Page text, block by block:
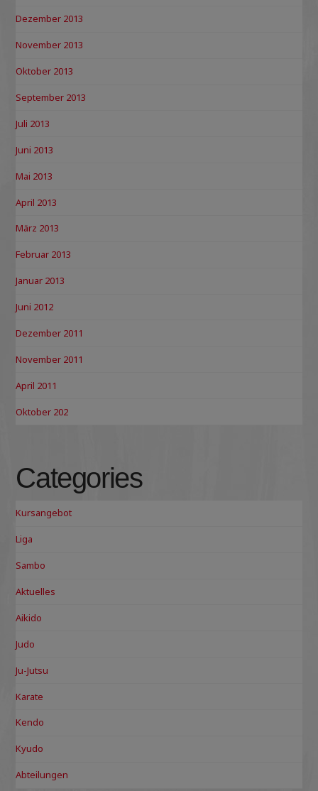
Dezember 2013
November 2013
Oktober 2013
September 2013
Juli 2013
Juni 2013
Mai 2013
April 2013
März 2013
Februar 2013
Januar 2013
Juni 2012
Dezember 2011
November 2011
April 2011
Oktober 202
Categories
Kursangebot
Liga
Sambo
Aktuelles
Aikido
Judo
Ju-Jutsu
Karate
Kendo
Kyudo
Abteilungen